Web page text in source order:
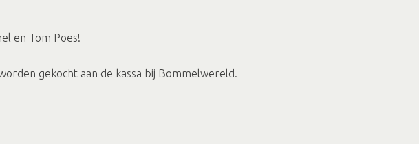
en Tom Poes!
gekocht aan de kassa bij Bommelwereld.